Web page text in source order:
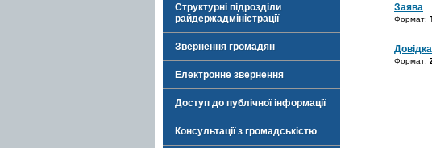
Структурні підрозділи
райдержадміністрації
Звернення громадян
Електронне звернення
Доступ до публічної інформації
Консультації з громадськістю
Заява
Формат:
Довідка
Формат: